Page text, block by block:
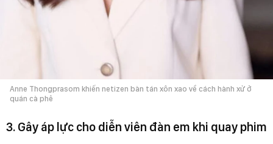
Anne Thongprasom khiến netizen bàn tán xôn xao về cách hành xử ở
quán cà phê
3. Gây áp lực cho diễn viên đàn em khi quay phim